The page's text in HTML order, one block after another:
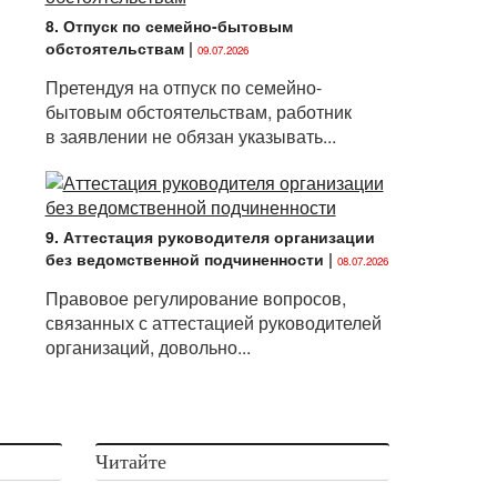
8. Отпуск по семейно-бытовым
обстоятельствам| 09.07.2026
Претендуя на отпуск по семейно-
бытовым обстоятельствам, работник
в заявлении не обязан указывать...
9. Аттестация руководителя организации
без ведомственной подчиненности | 08.07.2026
Правовое регулирование вопросов,
связанных с аттестацией руководителей
организаций, довольно...
Читайте